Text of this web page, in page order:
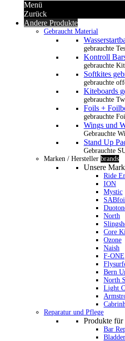
Menü
Zurück
Andere Produkte
Gebraucht Material
gebrauchte
Kontroll
gebrauchte
Softkites
gebrauchte
Kiteboards
gebrauchte
Foils +
gebrauchte
Wings und
Gebrauchte
Stand Up
Gebrauchte
Marken / Hersteller brands
Unsere
Ride
ION
Mystic
North
Core
Ozone
Naish
F-ONE
Bern
North
Light
Reparatur und Pflege
Produkte für
Bar